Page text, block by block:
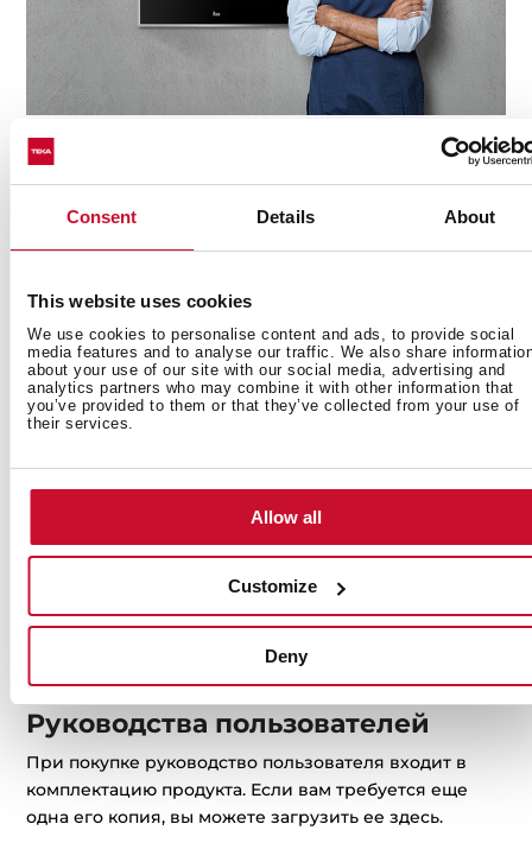
Consent Details About
This website uses cookies
We use cookies to personalise content and ads, to provide social
media features and to analyse our traffic. We also share
about your use of our site with our social media, advertising and
analytics partners who may combine it with other information that
you’ve provided to them or that they’ve collected from your use of
their services.
Allow all
Customize
Deny
Служба
поддержки
8-800-250-05-
01
service@tekarus.ru Запрос на ремонт
Руководства пользователей
При покупке руководство пользователя входит в
комплектацию продукта. Если вам требуется еще
одна его копия, вы можете загрузить ее здесь.